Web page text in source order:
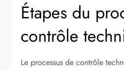
Étapes du
contrôle
Le processus de contrôle